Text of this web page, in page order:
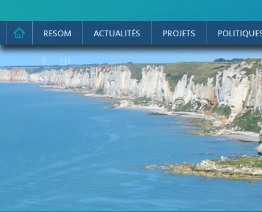
RESOM ACTUALITÉS PROJETS